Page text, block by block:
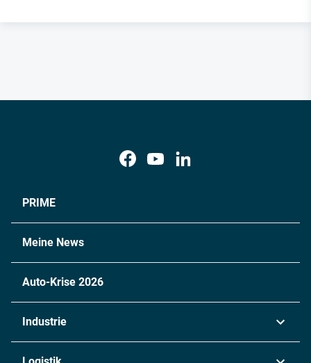
PRIME
Meine News
Auto-Krise 2026
Industrie